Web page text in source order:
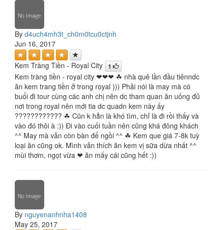
By d4uch4mh3t_ch0m0tcu0ctjnh
Jun 16, 2017
Kem Tràng Tiền - Royal City 1
Kem tràng tiền - royal city ❤❤❤ ☘ nhà quê lần đầu tiênndc
ăn kem trang tiền ở trong royal ))) Phải nói là may mà có
buổi đi tour cùng các anh chị nên dc tham quan ăn uống đủ
nơi trong royal nên mới tia dc quadn kem này ấy
???????????? ☘ Cũn k hẳn là khó tìm, chỉ là đi rồi thấy và
vào đó thôi à :)) Đi vào cuối tuần nên cũng khá đông khách
^^ May mà vẫn còn bàn để ngồi ^^ ☘ Kem que giá 7-8k tuỳ
loại ăn cũng ok. Mình vẫn thích ăn kem vị sữa dừa nhất ^^
mùi thơm, ngọt vừa ❤ ăn mấy cái cũng hết :))
By nguyenanhnha1408
May 25, 2017